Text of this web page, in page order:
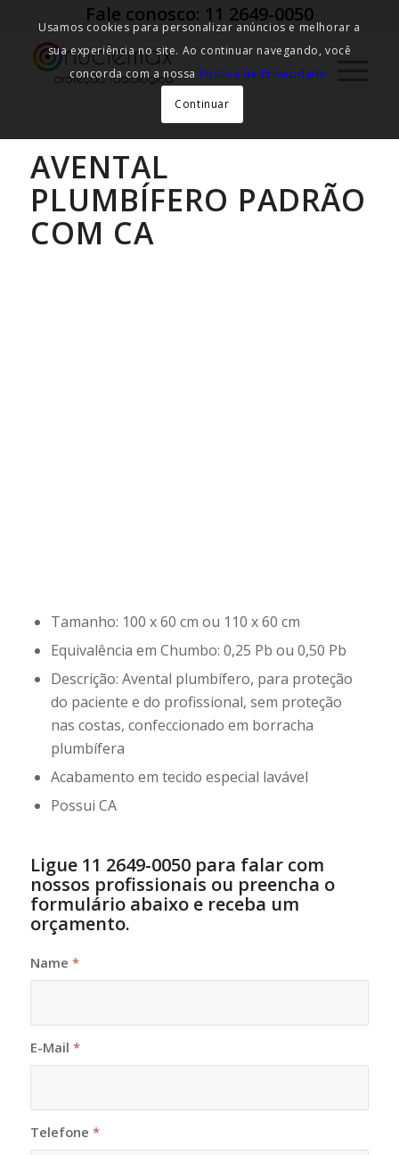
Fale conosco: 11 2649-0050
AVENTAL
PLUMBÍFERO PADRÃO
COM CA
Tamanho: 100 x 60 cm ou 110 x 60 cm
Equivalência em Chumbo: 0,25 Pb ou 0,50 Pb
Descrição: Avental plumbífero, para proteção
do paciente e do profissional, sem proteção
nas costas, confeccionado em borracha
plumbífera
Acabamento em tecido especial lavável
Possui CA
Ligue 11 2649-0050 para falar com
nossos profissionais ou preencha o
formulário abaixo e receba um
orçamento.
Name *
E-Mail *
Telefone *
Usamos cookies para personalizar anúncios e melhorar a
sua experiência no site. Ao continuar navegando, você
concorda com a nossa Política de Privacidade.
Continuar